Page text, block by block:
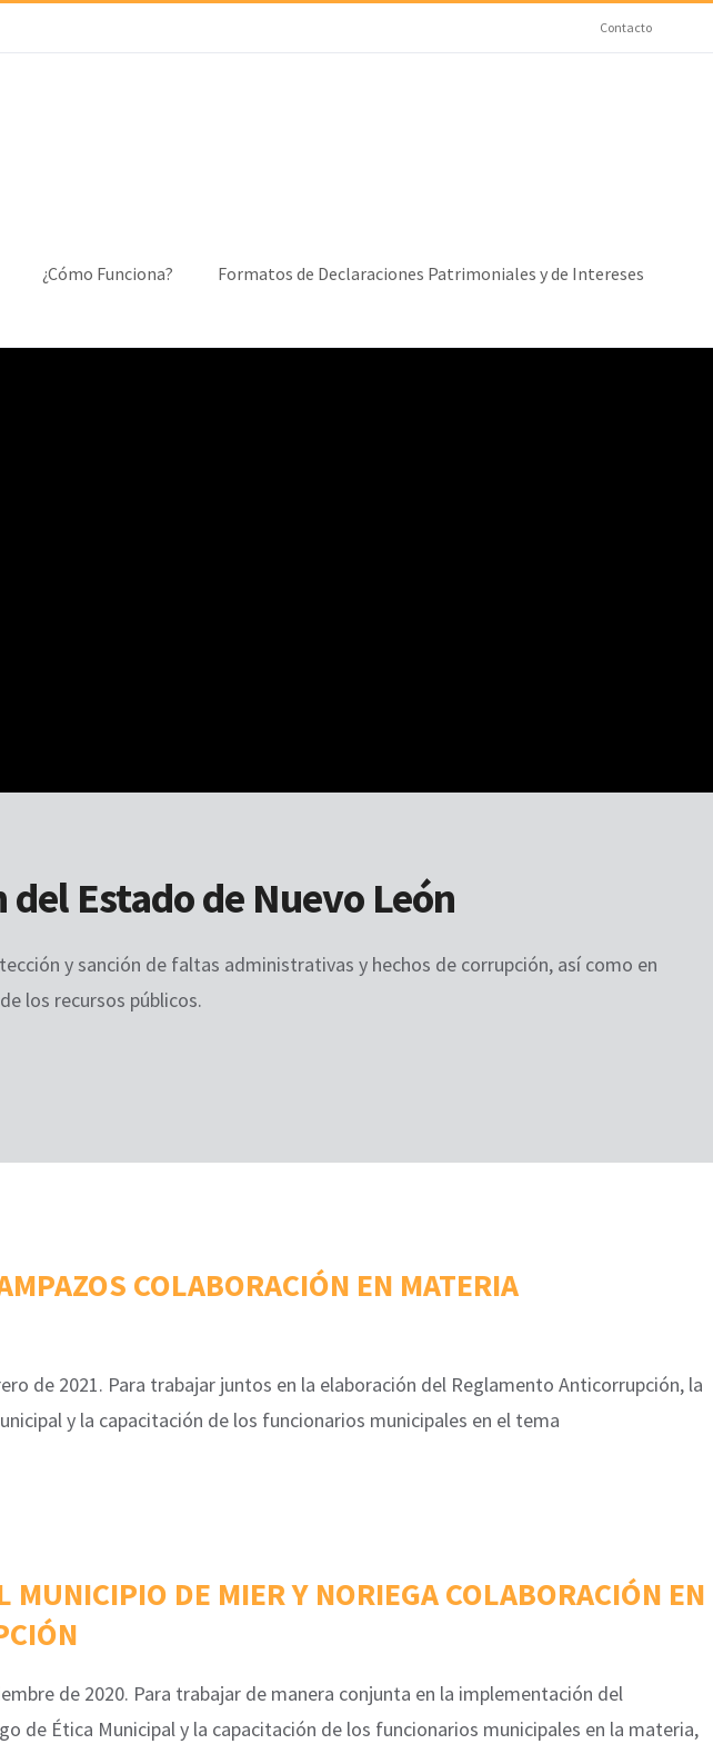
Contacto
¿Cómo Funciona? Formatos de Declaraciones Patrimoniales y de Intereses
Estado de Nuevo León
y sanción de faltas administrativas y hechos de corrupción, así como en
los recursos públicos.
COLABORACIÓN EN MATERIA
de 2021. Para trabajar juntos en la elaboración del Reglamento Anticorrupción, la
y la capacitación de los funcionarios municipales en el tema
MUNICIPIO DE MIER Y NORIEGA COLABORACIÓN EN
de 2020. Para trabajar de manera conjunta en la implementación del
de Ética Municipal y la capacitación de los funcionarios municipales en la materia,